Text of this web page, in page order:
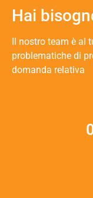
Hai
Il nostro team è
problematiche di
domanda relativa